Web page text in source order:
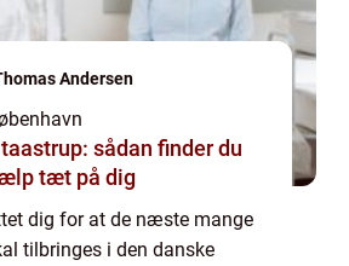
Andersen
sådan finder du
tæt på dig
dig for at de næste mange
tilbringes i den danske